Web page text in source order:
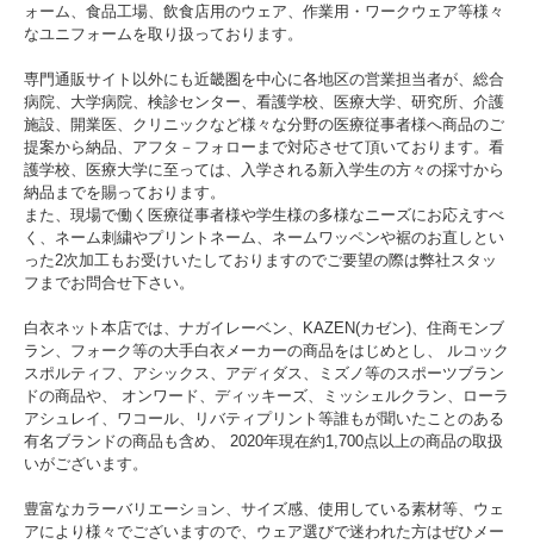
左胸に携帯・スマートフォン対応ポケット付
右腰にループ付で、時計等頻繁に使うものの取り付けが可能。
底がなく細くポケット内に埃が溜まらない衛生的なスルーポケットを両腰ポケット
内に。
ォーム、食品工場、飲食店用のウェア、作業用・ワークウェア等様々
なユニフォームを取り扱っております。
専門通販サイト以外にも近畿圏を中心に各地区の営業担当者が、総合
病院、大学病院、検診センター、看護学校、医療大学、研究所、介護
施設、開業医、クリニックなど様々な分野の医療従事者様へ商品のご
提案から納品、アフタ－フォローまで対応させて頂いております。看
護学校、医療大学に至っては、入学される新入学生の方々の採寸から
納品までを賜っております。
また、現場で働く医療従事者様や学生様の多様なニーズにお応えすべ
く、ネーム刺繍やプリントネーム、ネームワッペンや裾のお直しとい
った2次加工もお受けいたしておりますのでご要望の際は弊社スタッ
フまでお問合せ下さい。
白衣ネット本店では、ナガイレーベン、KAZEN(カゼン)、住商モンブ
ラン、フォーク等の大手白衣メーカーの商品をはじめとし、 ルコック
スポルティフ、アシックス、アディダス、ミズノ等のスポーツブラン
ドの商品や、 オンワード、ディッキーズ、ミッシェルクラン、ローラ
アシュレイ、ワコール、リバティプリント等誰もが聞いたことのある
有名ブランドの商品も含め、 2020年現在約1,700点以上の商品の取扱
いがございます。
豊富なカラーバリエーション、サイズ感、使用している素材等、ウェ
アにより様々でございますので、ウェア選びで迷われた方はぜひメー